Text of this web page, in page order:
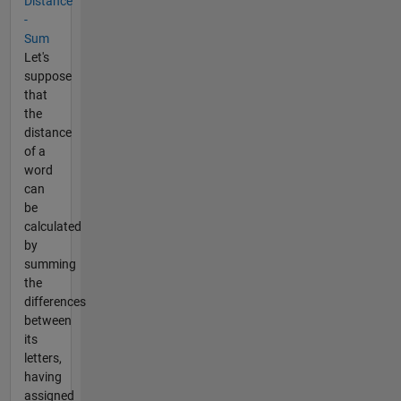
-
Sum
Let's
suppose
that
the
distance
of a
word
can
be
calculated
by
summing
the
differences
between
its
letters,
having
assigned